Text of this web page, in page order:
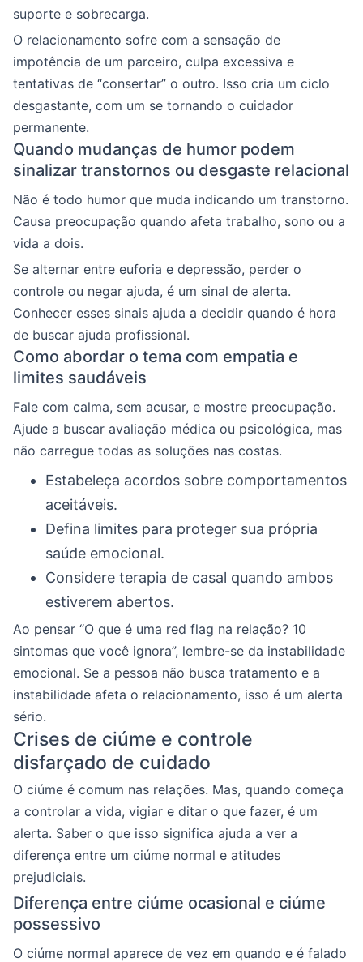
suporte e sobrecarga.
O relacionamento sofre com a sensação de
impotência de um parceiro, culpa excessiva e
tentativas de “consertar” o outro. Isso cria um ciclo
desgastante, com um se tornando o cuidador
permanente.
Quando mudanças de humor podem
sinalizar transtornos ou desgaste relacional
Não é todo humor que muda indicando um transtorno.
Causa preocupação quando afeta trabalho, sono ou a
vida a dois.
Se alternar entre euforia e depressão, perder o
controle ou negar ajuda, é um sinal de alerta.
Conhecer esses sinais ajuda a decidir quando é hora
de buscar ajuda profissional.
Como abordar o tema com empatia e
limites saudáveis
Fale com calma, sem acusar, e mostre preocupação.
Ajude a buscar avaliação médica ou psicológica, mas
não carregue todas as soluções nas costas.
Estabeleça acordos sobre comportamentos
aceitáveis.
Defina limites para proteger sua própria
saúde emocional.
Considere terapia de casal quando ambos
estiverem abertos.
Ao pensar “O que é uma red flag na relação? 10
sintomas que você ignora”, lembre-se da instabilidade
emocional. Se a pessoa não busca tratamento e a
instabilidade afeta o relacionamento, isso é um alerta
sério.
Crises de ciúme e controle
disfarçado de cuidado
O ciúme é comum nas relações. Mas, quando começa
a controlar a vida, vigiar e ditar o que fazer, é um
alerta. Saber o que isso significa ajuda a ver a
diferença entre um ciúme normal e atitudes
prejudiciais.
Diferença entre ciúme ocasional e ciúme
possessivo
O ciúme normal aparece de vez em quando e é falado